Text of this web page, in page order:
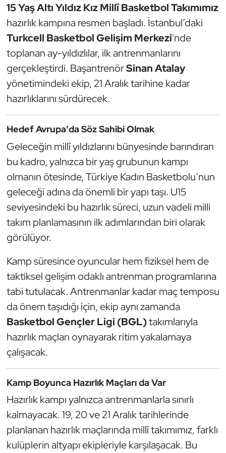
15 Yaş Altı Yıldız Kız Millî Basketbol Takımımız
hazırlık kampına resmen başladı. İstanbul’daki
Turkcell Basketbol Gelişim Merkezi'nde
toplanan ay-yıldızlılar, ilk antrenmanlarını
gerçekleştirdi. BaşantrenörSinan Atalay
yönetimindeki ekip, 21 Aralık tarihine kadar
hazırlıklarını sürdürecek.
Hedef Avrupa'da Söz Sahibi Olmak
Geleceğin millî yıldızlarını bünyesinde barındıran
bu kadro, yalnızca bir yaş grubunun kampı
olmanın ötesinde, Türkiye Kadın Basketbolu’nun
geleceği adına da önemli bir yapı taşı. U15
seviyesindeki bu hazırlık süreci, uzun vadeli milli
takım planlamasının ilk adımlarından biri olarak
görülüyor.
Kamp süresince oyuncular hem fiziksel hem de
taktiksel gelişim odaklı antrenman programlarına
tabi tutulacak. Antrenmanlar kadar maç temposu
da önem taşıdığı için, ekip aynı zamanda
Basketbol Gençler Ligi (BGL)takımlarıyla
hazırlık maçları oynayarak ritim yakalamaya
çalışacak.
Kamp Boyunca Hazırlık Maçları da Var
Hazırlık kampı yalnızca antrenmanlarla sınırlı
kalmayacak. 19, 20 ve 21 Aralık tarihlerinde
planlanan hazırlık maçlarında millî takımımız, farklı
kulüplerin altyapı ekipleriyle karşılaşacak. Bu
Eskrim
Futbol
Futsal
Genel
Güreş
Halter
Hava Sporları
Hentbol
İşitme Engelli Sporcular
Judo ve Kuraş
Kano ve Rafting
Karate
Kayak
Kempo
Kürek
Masa Tenisi